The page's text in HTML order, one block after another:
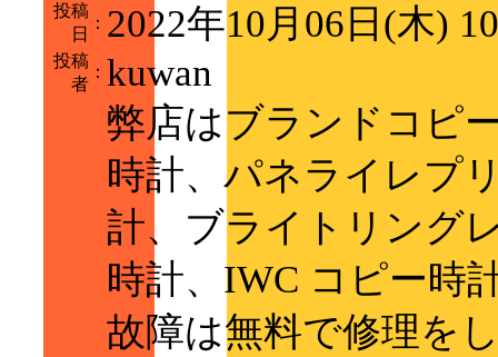
投稿
日
： 2022年10月06日(木)
投稿
者
： kuwan
弊店はブランドコピ
時計、パネライレプ
計、ブライトリング
時計、IWC コピー時
故障は無料で修理を